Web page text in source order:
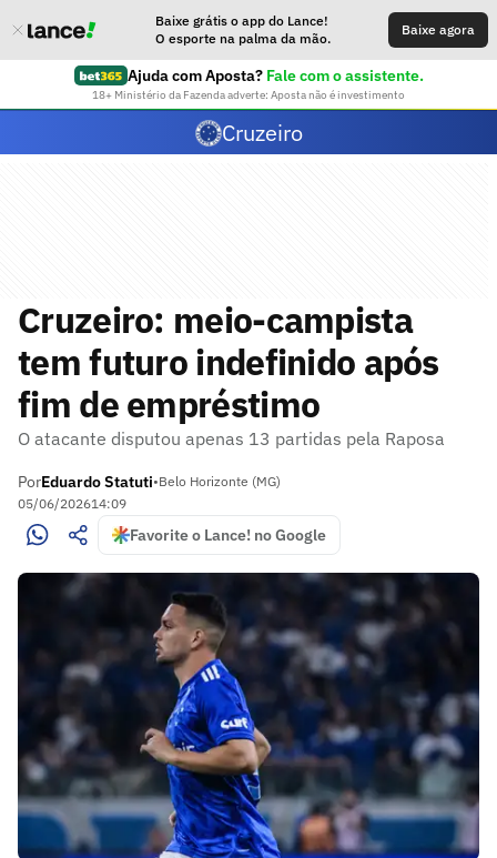
Baixe grátis o app do Lance!
O esporte na palma da mão.
Baixe agora
Ajuda com Aposta? Fale com o assistente.
18+ Ministério da Fazenda adverte: Aposta não é investimento
Cruzeiro
Cruzeiro: meio-campista
tem futuro indefinido após
fim de empréstimo
O atacante disputou apenas 13 partidas pela Raposa
PorEduardo Statuti•Belo Horizonte (MG)
05/06/202614:09
Favorite o Lance! no Google